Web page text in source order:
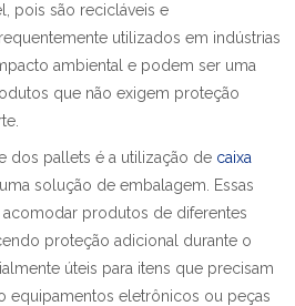
pois são recicláveis e
utilizados em indústrias
ambiental e podem ser uma
que não exigem proteção
dos pallets é a utilização de caixa
solução de embalagem. Essas
acomodar produtos de diferentes
proteção adicional durante o
úteis para itens que precisam
equipamentos eletrônicos ou peças